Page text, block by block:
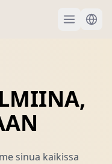
sinua kaikissa